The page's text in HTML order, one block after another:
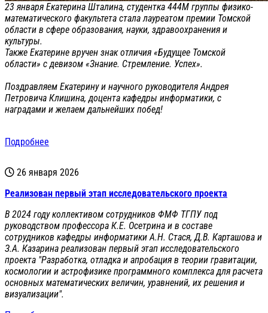
23 января Екатерина Шталина, студентка 444М группы физико-
математического факультета стала лауреатом премии Томской
области в сфере образования, науки, здравоохранения и
культуры.
Также Екатерине вручен знак отличия «Будущее Томской
области» с девизом «Знание. Стремление. Успех».
Поздравляем Екатерину и научного руководителя Андрея
Петровича Клишина, доцента кафедры информатики, с
наградами и желаем дальнейших побед!
Подробнее
26 января 2026
Реализован первый этап исследовательского проекта
В 2024 году коллективом сотрудников ФМФ ТГПУ под
руководством профессора К.Е. Осетрина и в составе
сотрудников кафедры информатики А.Н. Стася, Д.В. Карташова и
З.А. Казарина реализован первый этап исследовательского
проекта "Разработка, отладка и апробация в теории гравитации,
космологии и астрофизике программного комплекса для расчета
основных математических величин, уравнений, их решения и
визуализации".